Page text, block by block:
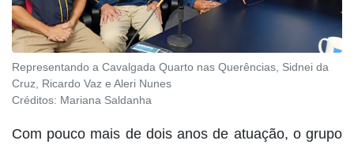
Representando a Cavalgada Quarto nas Querências, Sidnei da
Cruz, Ricardo Vaz e Aleri Nunes
Créditos: Mariana Saldanha
Com pouco mais de dois anos de atuação, o grupo